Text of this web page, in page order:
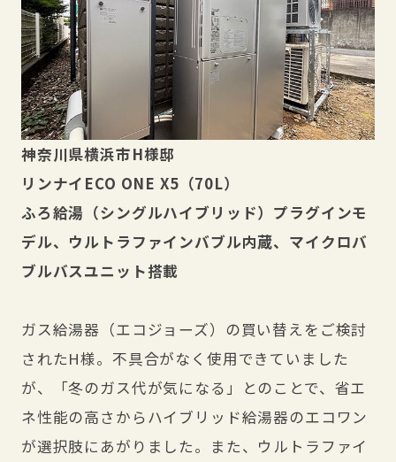
神奈川県横浜市H様邸
リンナイECO ONE X5（70L）
ふろ給湯（シングルハイブリッド）プラグインモ
デル、ウルトラファインバブル内蔵、マイクロバ
ブルバスユニット搭載
ガス給湯器（エコジョーズ）の買い替えをご検討
されたH様。不具合がなく使用できていました
が、「冬のガス代が気になる」とのことで、省エ
ネ性能の高さからハイブリッド給湯器のエコワン
が選択肢にあがりました。また、ウルトラファイ